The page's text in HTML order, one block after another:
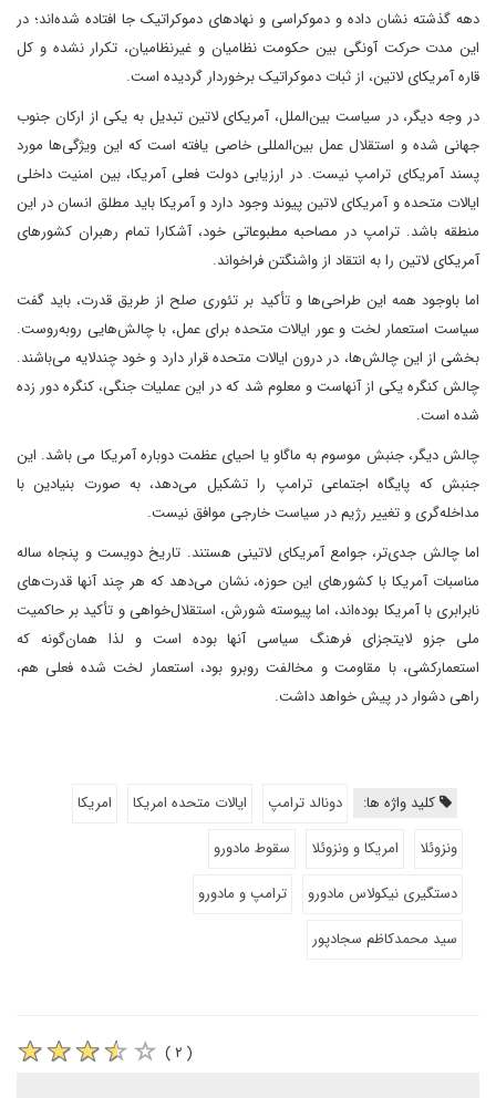
دهه گذشته نشان داده و دموکراسی و نهادهای دموکراتیک جا افتاده شده‌اند؛ در
این مدت حرکت آونگی بین حکومت نظامیان و غیرنظامیان، تکرار نشده و کل
قاره آمریکای لاتین، ‌از ثبات دموکراتیک برخوردار گردیده است.
در وجه دیگر، در سیاست بین‌الملل، آمریکای لاتین تبدیل به یکی از ارکان جنوب
جهانی شده و استقلال عمل بین‌المللی خاصی یافته است که این ویژگی‌ها مورد
پسند آمریکای ترامپ نیست. در ارزیابی دولت فعلی آمریکا، بین امنیت داخلی
ایالات متحده و آمریکای لاتین پیوند وجود دارد و آمریکا باید مطلق انسان در این
منطقه باشد. ترامپ در مصاحبه مطبوعاتی خود، آشکارا تمام رهبران کشورهای
آمریکای لاتین را به انتقاد از واشنگتن فراخواند.
اما باوجود همه این طراحی‌ها و تأکید بر تئوری صلح از طریق قدرت، باید گفت
سیاست استعمار لخت و عور ایالات متحده برای عمل، با چالش‌هایی روبه‌روست.
بخشی از این چالش‌ها، در درون ایالات متحده قرار دارد و خود چندلایه می‌باشند.
چالش کنگره یکی از آنهاست و معلوم شد که در این عملیات جنگی، کنگره دور زده
شده است.
چالش ‌دیگر، جنبش موسوم به ماگاو یا احیای عظمت دوباره آمریکا می باشد. این
جنبش که پایگاه اجتماعی ترامپ را تشکیل می‌دهد، به صورت بنیادین با
مداخله‌گری و تغییر رژیم در سیاست خارجی موافق نیست.
اما چالش جدی‌تر، جوامع آمریکای لاتینی هستند. تاریخ دویست و پنجاه ساله
مناسبات آمریکا با کشورهای این حوزه، نشان می‌دهد که هر چند آنها قدرت‌های
نابرابری با آمریکا بوده‌اند، اما پیوسته شورش، استقلال‌خواهی و تأکید بر حاکمیت
ملی جزو لایتجزای فرهنگ سیاسی آنها بوده است و لذا همان‌گونه که
استعمارکشی، با مقاومت و مخالفت روبرو بود، استعمار لخت شده فعلی هم،
راهی دشوار در پیش خواهد داشت.
کلید واژه ها: دونالد ترامپ ایالات متحده امریکا
امریکا
ونزوئلا
امریکا و ونزوئلا
سقوط مادورو
دستگیری نیکولاس مادورو
ترامپ و مادورو
سید محمدکاظم سجادپور
( ۲ )